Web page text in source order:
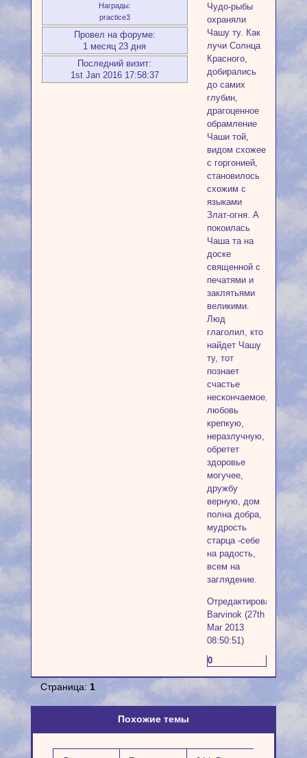
Награды:
practice3
Провел на форуме:
1 месяц 23 дня
Последний визит:
1st Jan 2016 17:58:37
Чудо-рыбы
охраняли
Чашу ту. Как
лучи Солнца
Красного,
добирались
до самих
глубин,
драгоценное
обрамление
Чаши той,
видом схожее
с горгонией,
становилось
схожим с
языками
Злат-огня. А
покоилась
Чаша та на
доске
священной с
печатями и
заклятьями
великими.
Люд
глаголил, кто
найдет Чашу
ту, тот
познает
счастье
нескончаемое,
любовь
крепкую,
неразлучную,
обретет
здоровье
могучее,
дружбу
верную, дом
полна добра,
мудрость
старца -себе
на радость,
всем на
заглядение.
Отредактировано
Barvinok (27th
Mar 2013
08:50:51)
0
Страница: 1
Похожие темы